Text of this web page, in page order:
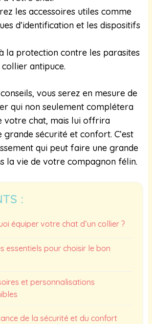
les accessoires utiles comme
d’identification et les dispositifs
la protection contre les parasites
antipuce.
vous serez en mesure de
qui non seulement complétera
votre chat, mais lui offrira
grande sécurité et confort. C’est
qui peut faire une grande
la vie de votre compagnon félin.
:
équiper votre chat d’un collier ?
essentiels pour choisir le bon
et personnalisations
de la sécurité et du confort